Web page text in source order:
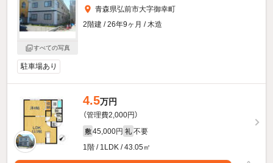
すべての写真
青森県弘前市大字御幸町
2階建 / 26年9ヶ月 / 木造
駐車場あり
4.5万円
（管理費2,000円）
敷 45,000円 礼 不要
1階 / 1LDK / 43.05㎡